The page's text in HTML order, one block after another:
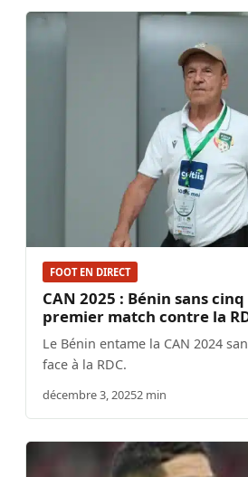
FOOT EN DIRECT
CAN 2025 : Bénin sans
premier match contre la
Le Bénin entame la CAN 2024
face à la RDC.
décembre 3, 20252 min